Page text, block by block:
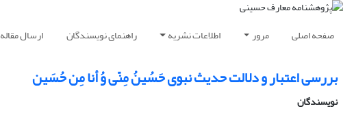
صفحه اصلی مرور اطلاعات نشریه راهنمای نویسندگان ارسال مقاله
بررسی اعتبار و دلالت حدیث نبوی حَسُینُ مِنّی وُ أنا مِن حُسَین
نویسندگان